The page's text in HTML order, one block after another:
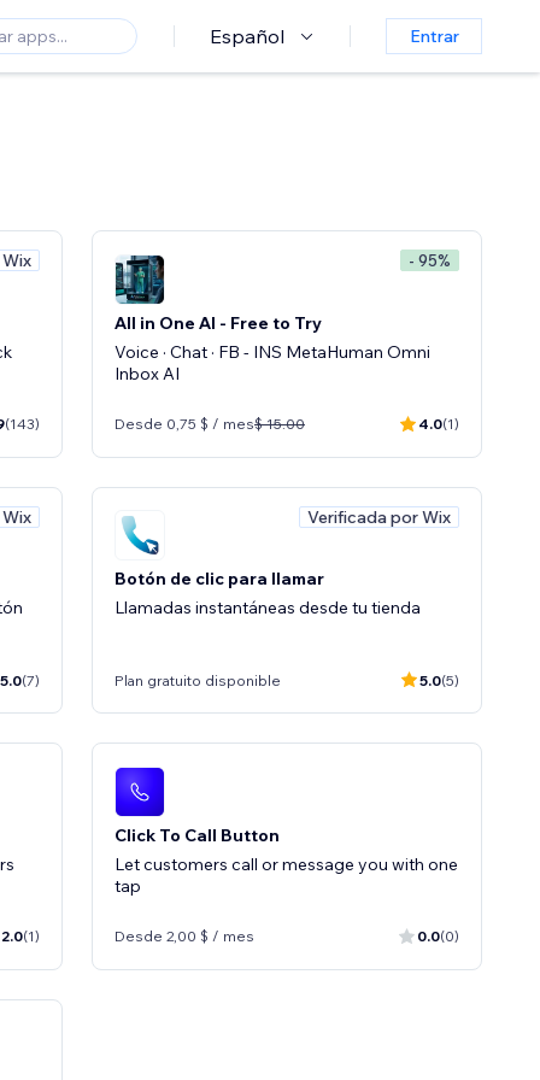
Español Entrar
(143)
- 95%
All in One AI - Free to Try
Voice · Chat · FB - INS MetaHuman Omni
Inbox AI
Desde 0,75 $ / mes$ 15.00 4.0(1)
5.0(7)
Verificada por Wix
Botón de clic para llamar
Llamadas instantáneas desde tu tienda
Plan gratuito disponible 5.0(5)
2.0(1)
Click To Call Button
Let customers call or message you with one
tap
Desde 2,00 $ / mes 0.0(0)